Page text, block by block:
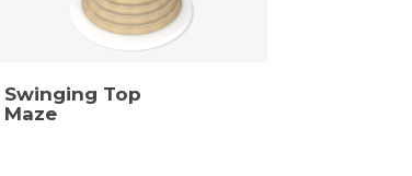
Swinging Top
Maze